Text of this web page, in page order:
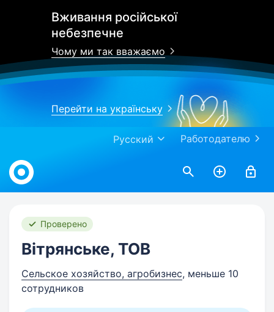
Вживання російської
небезпечне
Чому ми так вважаємо
Перейти на українську
Работодателю
Русский
Work.ua
Проверено
Вітрянське, ТОВ
Сельское хозяйство, агробизнес, меньше 10
сотрудников